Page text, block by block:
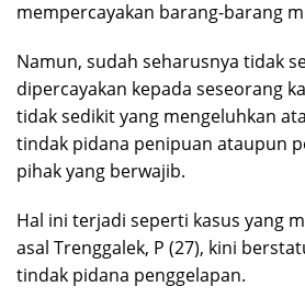
mempercayakan barang-barang
Namun, sudah seharusnya tidak
dipercayakan kepada seseorang
tidak sedikit yang mengeluhkan
tindak pidana penipuan ataupun
pihak yang berwajib.
Hal ini terjadi seperti kasus yang
asal Trenggalek, P (27), kini
tindak pidana penggelapan.